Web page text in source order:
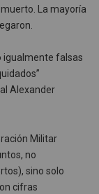
La mayoría
igualmente falsas
Alexander
Militar
no
sino solo
cifras